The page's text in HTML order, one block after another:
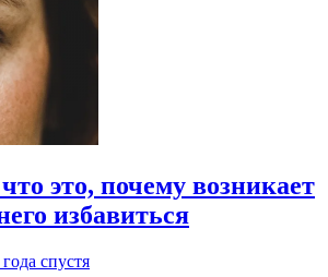
это, почему возникает
избавиться
года спустя